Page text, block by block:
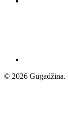
© 2026 Gugadžina.